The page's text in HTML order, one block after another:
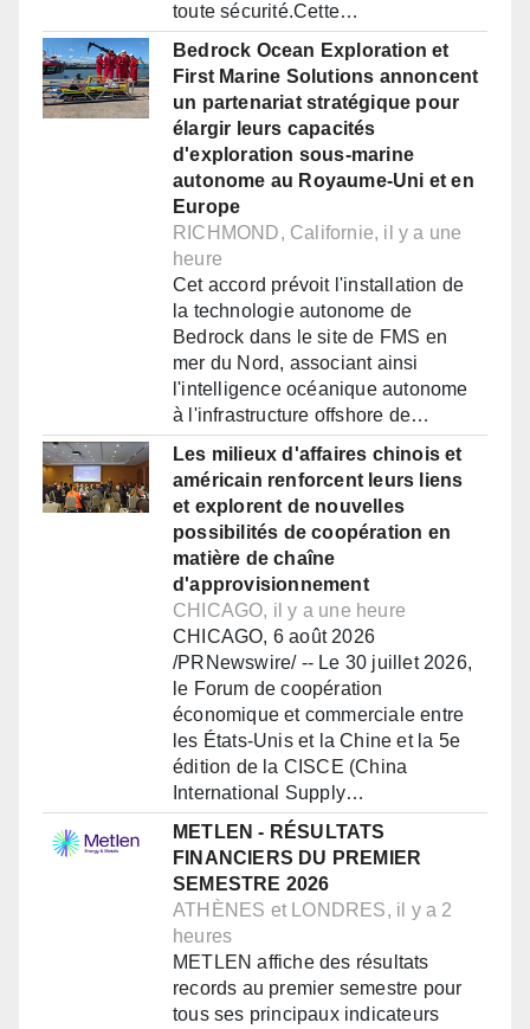
toute sécurité.Cette…
Bedrock Ocean Exploration et
First Marine Solutions annoncent
un partenariat stratégique pour
élargir leurs capacités
d'exploration sous-marine
autonome au Royaume-Uni et en
Europe
RICHMOND, Californie, il y a une
heure
Cet accord prévoit l'installation de
la technologie autonome de
Bedrock dans le site de FMS en
mer du Nord, associant ainsi
l'intelligence océanique autonome
à l'infrastructure offshore de…
Les milieux d'affaires chinois et
américain renforcent leurs liens
et explorent de nouvelles
possibilités de coopération en
matière de chaîne
d'approvisionnement
CHICAGO, il y a une heure
CHICAGO, 6 août 2026
/PRNewswire/ -- Le 30 juillet 2026,
le Forum de coopération
économique et commerciale entre
les États-Unis et la Chine et la 5e
édition de la CISCE (China
International Supply…
METLEN - RÉSULTATS
FINANCIERS DU PREMIER
SEMESTRE 2026
ATHÈNES et LONDRES, il y a 2
heures
METLEN affiche des résultats
records au premier semestre pour
tous ses principaux indicateurs